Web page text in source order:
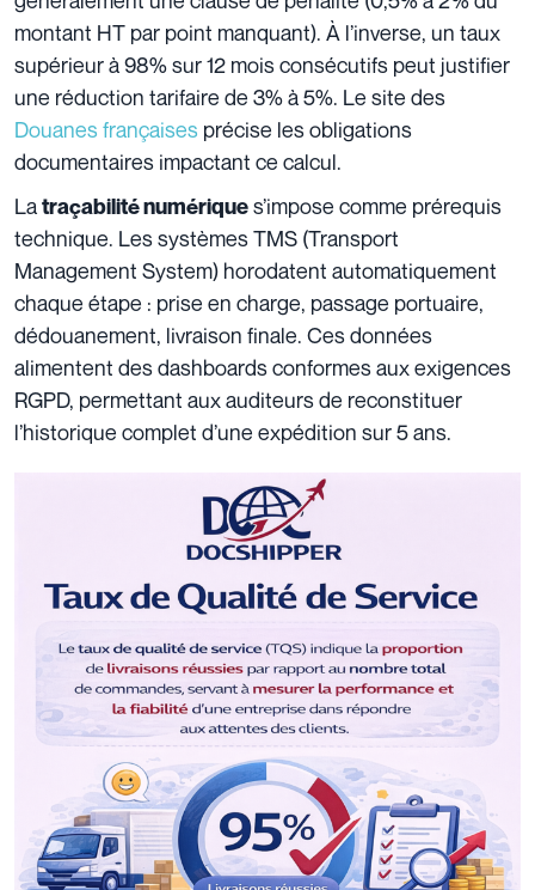
montant HT par point manquant). À l’inverse, un taux
supérieur à 98% sur 12 mois consécutifs peut justifier
une réduction tarifaire de 3% à 5%. Le site des
Douanes françaises précise les obligations
documentaires impactant ce calcul.
Latraçabilité numériques’impose comme prérequis
technique. Les systèmes TMS (Transport
Management System) horodatent automatiquement
chaque étape : prise en charge, passage portuaire,
dédouanement, livraison finale. Ces données
alimentent des dashboards conformes aux exigences
RGPD, permettant aux auditeurs de reconstituer
l’historique complet d’une expédition sur 5 ans.